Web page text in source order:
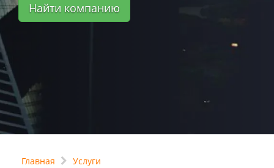
Найти компанию
Главная
Услуги